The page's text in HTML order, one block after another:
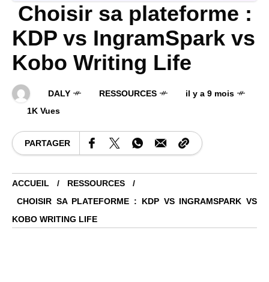
Choisir sa plateforme :
KDP vs IngramSpark vs
Kobo Writing Life
DALY RESSOURCES
il y a 9 mois
1K Vues
PARTAGER
ACCUEIL
RESSOURCES
CHOISIR SA PLATEFORME : KDP VS INGRAMSPARK VS
KOBO WRITING LIFE